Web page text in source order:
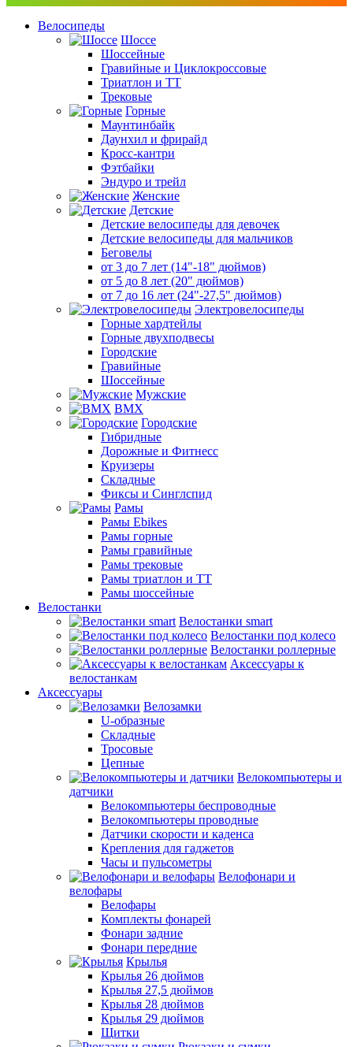
Велосипеды
Шоссе
Шоссейные
Гравийные и Циклокроссовые
Триатлон и ТТ
Трековые
Горные
Маунтинбайк
Даунхил и фрирайд
Кросс-кантри
Фэтбайки
Эндуро и трейл
Женские
Детские
Детские велосипеды для девочек
Детские велосипеды для мальчиков
Беговелы
от 3 до 7 лет (14"-18" дюймов)
от 5 до 8 лет (20" дюймов)
от 7 до 16 лет (24"-27,5" дюймов)
Электровелосипеды
Горные хардтейлы
Горные двухподвесы
Городские
Гравийные
Шоссейные
Мужские
BMX
Городские
Гибридные
Дорожные и Фитнесс
Круизеры
Складные
Фиксы и Синглспид
Рамы
Рамы Ebikes
Рамы горные
Рамы гравийные
Рамы трековые
Рамы триатлон и ТТ
Рамы шоссейные
Велостанки
Велостанки smart
Велостанки под колесо
Велостанки роллерные
Аксессуары к
велостанкам
Аксессуары
Велозамки
U-образные
Складные
Тросовые
Цепные
Велокомпьютеры и
датчики
Велокомпьютеры беспроводные
Велокомпьютеры проводные
Датчики скорости и каденса
Крепления для гаджетов
Часы и пульсометры
Велофонари и
велофары
Велофары
Комплекты фонарей
Фонари задние
Фонари передние
Крылья
Крылья 26 дюймов
Крылья 27,5 дюймов
Крылья 28 дюймов
Крылья 29 дюймов
Щитки